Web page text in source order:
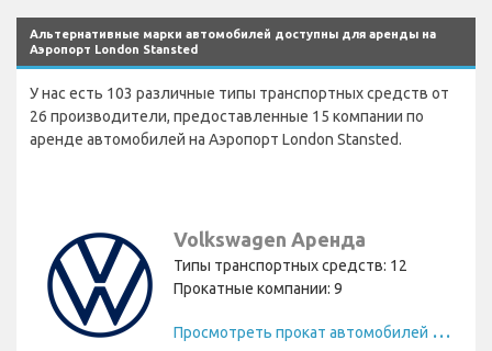
Альтернативные марки автомобилей доступны для аренды на
Аэропорт London Stansted
У нас есть 103 различные типы транспортных средств от
26 производители, предоставленные 15 компании по
аренде автомобилей на Аэропорт London Stansted.
Volkswagen Аренда
Типы транспортных средств: 12
Прокатные компании: 9
П
росмотреть прокат автомобилей Volkswagen